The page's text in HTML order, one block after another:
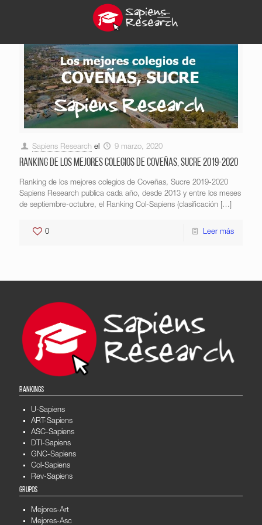
Sapiens Research el 9 marzo, 2020
Ranking de los mejores colegios de Coveñas, Sucre 2019-2020
Ranking de los mejores colegios de Coveñas, Sucre 2019-2020
Sapiens Research publica cada año, desde 2013 y entre los meses
de septiembre-octubre, el Ranking Col-Sapiens (clasificación […]
0 Leer más
RANKINGS
U-Sapiens
ART-Sapiens
ASC-Sapiens
DTI-Sapiens
GNC-Sapiens
Col-Sapiens
Rev-Sapiens
GRUPOS
Mejores-Art
Mejores-Asc